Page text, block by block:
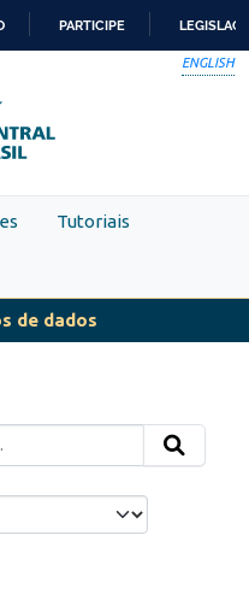
PARTICIPE
ENGLISH
Tutoriais
de dados